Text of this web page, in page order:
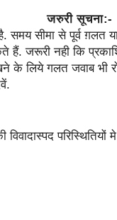
जरुरी सूचना:-
समय सीमा से पूर्व ग़लत
हैं. जरूरी नही कि
के लिये गलत जवाब भी
विवादास्पद